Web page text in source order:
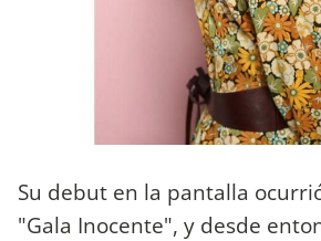
Su debut en la pantalla
"Gala Inocente", y desde